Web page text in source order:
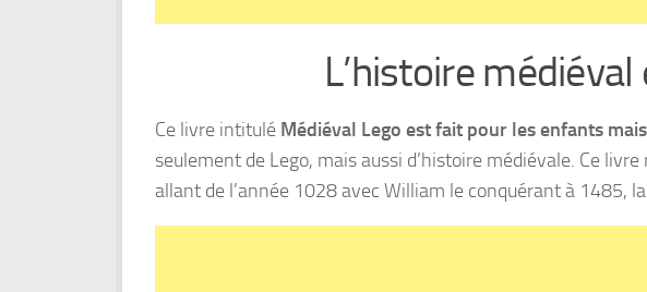
L’histoire médiéval
Ce livre intitulé Médiéval Lego est fait pour les enfants
seulement de Lego, mais aussi d’histoire médiévale. Ce
allant de l’année 1028 avec William le conquérant à 1485,